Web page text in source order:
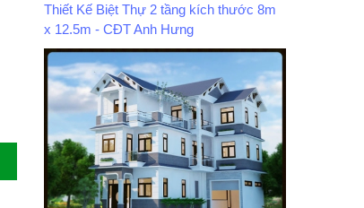
Thiết Kế Biệt Thự 2 tầng kích thước 8m
x 12.5m - CĐT Anh Hưng